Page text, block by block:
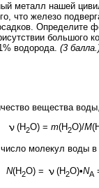
металл нашей
что железо
Определите
большого
водорода. (3
вещества
(H2O) = m(H2O)/M
молекул воды в
N(H2O) = (H2O)•NА